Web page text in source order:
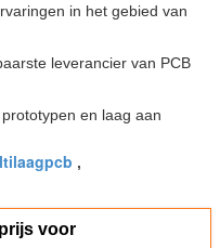
in het gebied van
leverancier van PCB
en laag aan
,
voor